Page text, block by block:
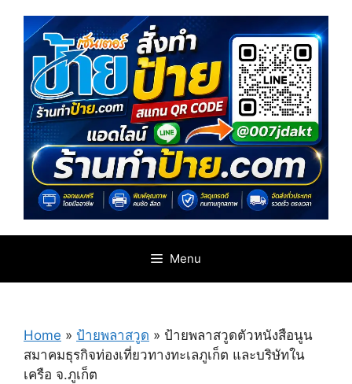
content
Menu
Home » ป้ายพลาสวูด » ป้ายพลาสวูดตัวหนังสือนูน
สมาคมธุรกิจท่องเที่ยวทางทะเลภูเก็ต และบริษัทใน
เครือ จ.ภูเก็ต